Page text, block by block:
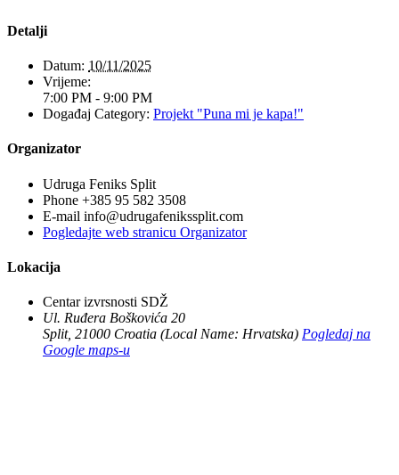
Detalji
Datum: 10/11/2025
Vrijeme:
7:00 PM - 9:00 PM
Događaj Category: Projekt "Puna mi je kapa!"
Organizator
Udruga Feniks Split
Phone +385 95 582 3508
E-mail info@udrugafenikssplit.com
Pogledajte web stranicu Organizator
Lokacija
Centar izvrsnosti SDŽ
Ul. Ruđera Boškovića 20
Split, 21000 Croatia (Local Name: Hrvatska) Pogledaj na
Google maps-u